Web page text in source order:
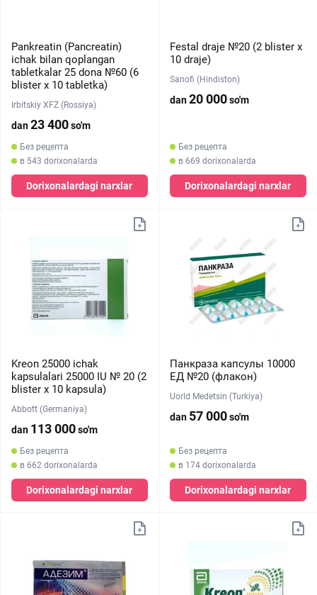
Pankreatin (Pancreatin)
ichak bilan qoplangan
tabletkalar 25 dona №60 (6
blister х 10 tabletka)
Irbitskiy XFZ (Rossiya)
dan23 400so'm
Без рецепта
в 543 dorixonalarda
Dorixonalardagi narxlar
Festal draje №20 (2 blister х
10 draje)
Sanofi (Hindiston)
dan20 000so'm
Без рецепта
в 669 dorixonalarda
Dorixonalardagi narxlar
Kreon 25000 ichak
kapsulalari 25000 IU № 20 (2
blister х 10 kapsula)
Abbott (Germaniya)
dan 113 000so'm
Без рецепта
в 662 dorixonalarda
Dorixonalardagi narxlar
Панкраза капсулы 10000
ЕД №20 (флакон)
Uorld Medetsin (Turkiya)
dan 57 000so'm
Без рецепта
в 174 dorixonalarda
Dorixonalardagi narxlar